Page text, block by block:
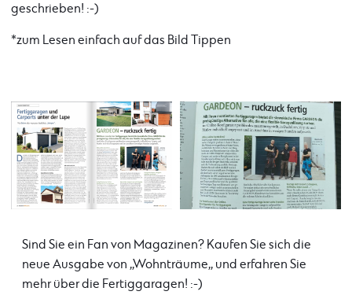
geschrieben! :-)
*zum Lesen einfach auf das Bild Tippen
Sind Sie ein Fan von Magazinen? Kaufen Sie sich die
neue Ausgabe von ,,Wohnträume,, und erfahren Sie
mehr über die Fertiggaragen! :-)